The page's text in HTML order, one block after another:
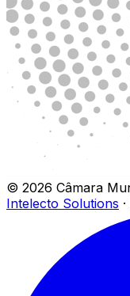
© 2026 Câmara
Intelecto Solutions